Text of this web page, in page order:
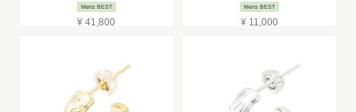
Mens BEST
¥ 41,800
Mens BEST
¥ 11,000